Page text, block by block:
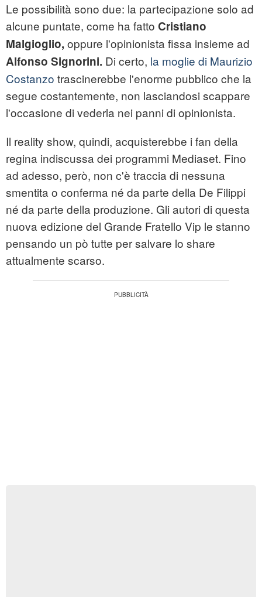
Le possibilità sono due: la partecipazione solo ad
alcune puntate, come ha fatto Cristiano
Malgioglio, oppure l'opinionista fissa insieme ad
Alfonso Signorini. Di certo, la moglie di Maurizio
Costanzo trascinerebbe l'enorme pubblico che la
segue costantemente, non lasciandosi scappare
l'occasione di vederla nei panni di opinionista.
Il reality show, quindi, acquisterebbe i fan della
regina indiscussa dei programmi Mediaset. Fino
ad adesso, però, non c'è traccia di nessuna
smentita o conferma né da parte della De Filippi
né da parte della produzione. Gli autori di questa
nuova edizione del Grande Fratello Vip le stanno
pensando un pò tutte per salvare lo share
attualmente scarso.